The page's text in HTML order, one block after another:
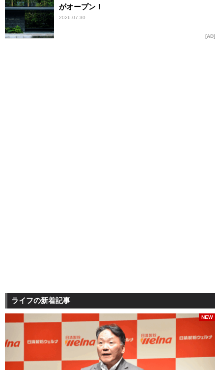
がオープン！
2026.07.30
AD
ライフの新着記事
NEW